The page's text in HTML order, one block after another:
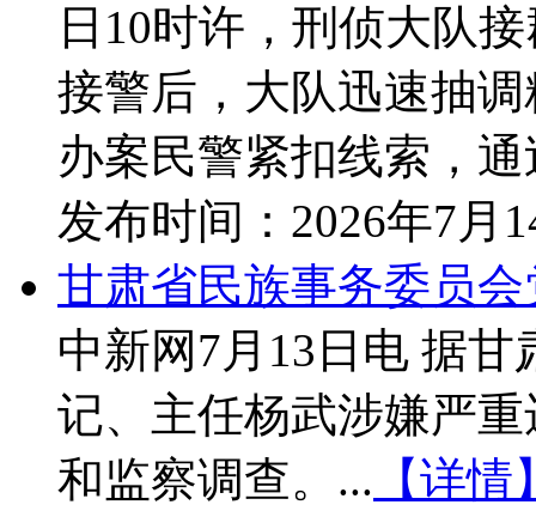
日10时许，刑侦大队
接警后，大队迅速抽
办案民警紧扣线索，
发布时间： 2026年7月
甘肃省民族事务委员
中新网7月13日电 据
记、主任杨武涉嫌严
和监察调查。... 【详情